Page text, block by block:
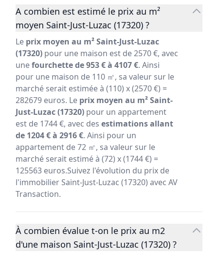
A combien est estimé le prix au m²
moyen Saint-Just-Luzac (17320) ?
Le prix moyen au m² Saint-Just-Luzac
(17320) pour une maison est de 2570 €, avec
unefourchette de 953 € à 4107 €. Ainsi
pour une maison de 110 ㎡, sa valeur sur le
marché serait estimée à (110) x (2570 €) =
282679 euros. Le prix moyen au m² Saint-
Just-Luzac (17320) pour un appartement
est de 1744 €, avec des estimations allant
de 1204 € à 2916 €. Ainsi pour un
appartement de 72 ㎡, sa valeur sur le
marché serait estimé à (72) x (1744 €) =
125563 euros.Suivez l'évolution du prix de
l'immobilier Saint-Just-Luzac (17320) avec AV
Transaction.
À combien évalue t-on le prix au m2
d'une maison Saint-Just-Luzac (17320) ?